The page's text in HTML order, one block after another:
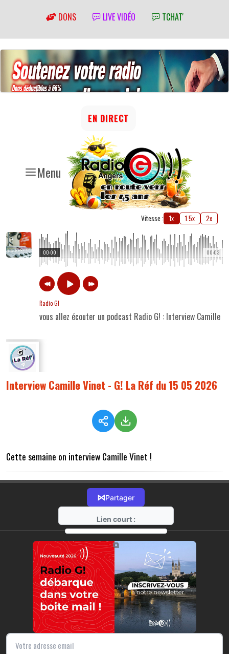
DONS LIVE VIDÉO TCHAT'
Menu
EN DIRECT
Vitesse : 1x 1.5x 2x
00:03
00:00
Radio G!
vous allez écouter un podcast Radio G! : Interview Camille
Interview Camille Vinet - G! La Réf du 15 05 2026
Cette semaine on interview Camille Vinet !
⋈Partager
Lien court :
https://radio-g.fr?22279
⧉